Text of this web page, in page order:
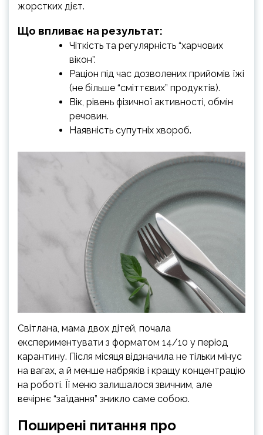
жорстких дієт.
Що впливає на результат:
Чіткість та регулярність “харчових
вікон”.
Раціон під час дозволених прийомів їжі
(не більше “сміттєвих” продуктів).
Вік, рівень фізичної активності, обмін
речовин.
Наявність супутніх хвороб.
Світлана, мама двох дітей, почала
експериментувати з форматом 14/10 у період
карантину. Після місяця відзначила не тільки мінус
на вагах, а й менше набряків і кращу концентрацію
на роботі. Її меню залишалося звичним, але
вечірнє “заїдання” зникло саме собою.
Поширені питання про